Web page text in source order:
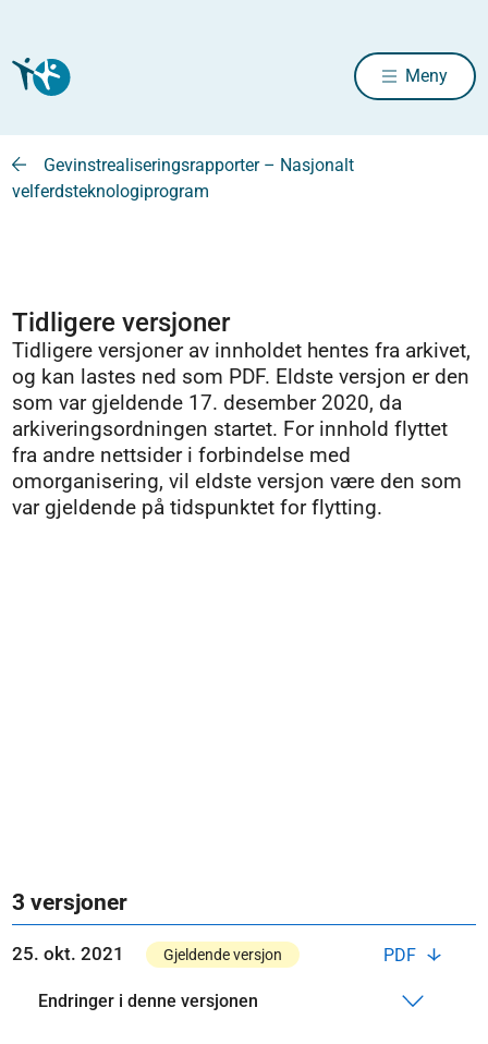
Meny
Gevinstrealiseringsrapporter – Nasjonalt
velferdsteknologiprogram
Tidligere versjoner
Tidligere versjoner av innholdet hentes fra arkivet,
og kan lastes ned som PDF. Eldste versjon er den
som var gjeldende 17. desember 2020, da
arkiveringsordningen startet. For innhold flyttet
fra andre nettsider i forbindelse med
omorganisering, vil eldste versjon være den som
var gjeldende på tidspunktet for flytting.
3 versjoner
PDF
25. okt. 2021 Gjeldende versjon
Endringer i denne versjonen